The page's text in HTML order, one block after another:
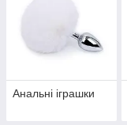
Анальні іграшки